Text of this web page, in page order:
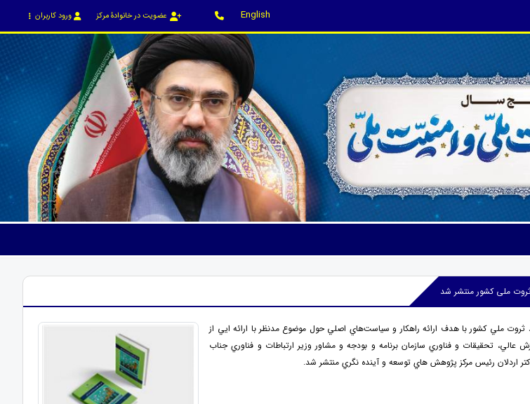
English عضویت در خانوادۀ مرکز ورود کاربران
ملی کشور منتشر شد
ملي كشور با هدف ارائه راهكار و سياست‌هاي اصلي حول موضوع مدنظر با ارائه ايي از
عالي، تحقيقات و فناوري سازمان برنامه و بودجه و مشاور وزير ارتباطات و فناوري جناب
اردلان رئيس مركز پژوهش هاي توسعه و آينده نگري منتشر شد.